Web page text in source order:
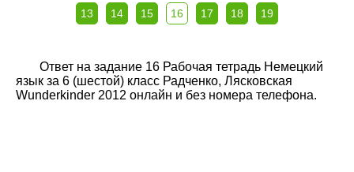
13 14 15 16 17 18 19
Ответ на задание 16 Рабочая тетрадь Немецкий
язык за 6 (шестой) класс Радченко, Лясковская
Wunderkinder 2012 онлайн и без номера телефона.